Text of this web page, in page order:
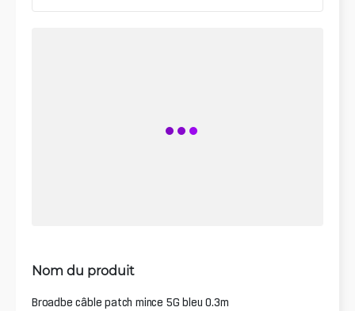
Nom du produit
Broadbe câble patch mince 5G bleu 0.3m